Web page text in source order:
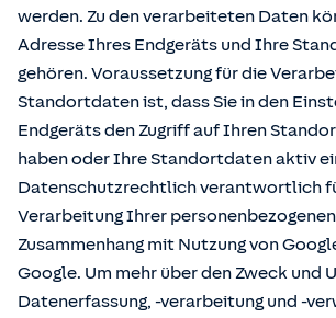
werden. Zu den verarbeiteten Daten
Adresse Ihres Endgeräts und Ihre
gehören. Voraussetzung für die
Standortdaten ist, dass Sie in den
Endgeräts den Zugriff auf Ihren
haben oder Ihre Standortdaten aktiv
Datenschutzrechtlich verantwortlich
Verarbeitung Ihrer
Zusammenhang mit Nutzung von
Google. Um mehr über den Zweck und
Datenerfassung, -verarbeitung und -